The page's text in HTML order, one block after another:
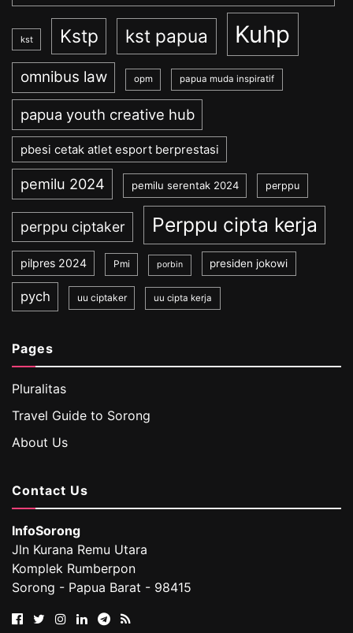
kst Kstp kst papua Kuhp
omnibus law opm papua muda inspiratif
papua youth creative hub
pbesi cetak atlet esport berprestasi
pemilu 2024 pemilu serentak 2024 perppu
perppu ciptaker Perppu cipta kerja
pilpres 2024 Pmi porbin presiden jokowi
pych uu ciptaker uu cipta kerja
Pages
Pluralitas
Travel Guide to Sorong
About Us
Contact Us
InfoSorong
Jln Kurana Remu Utara
Komplek Rumberpon
Sorong - Papua Barat - 98415